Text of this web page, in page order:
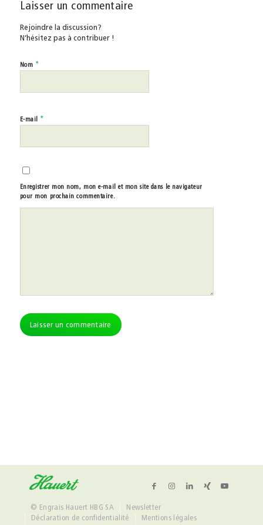
Laisser un commentaire
Rejoindre la discussion?
N’hésitez pas à contribuer !
Nom *
E-mail *
Enregistrer mon nom, mon e-mail et mon site dans le navigateur
pour mon prochain commentaire.
© Engrais Hauert HBG SA
Newsletter
Déclaration de confidentialité
Mentions légales